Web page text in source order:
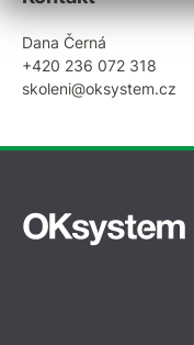
Dana Černá
+420 236 072 318
skoleni@oksystem.cz